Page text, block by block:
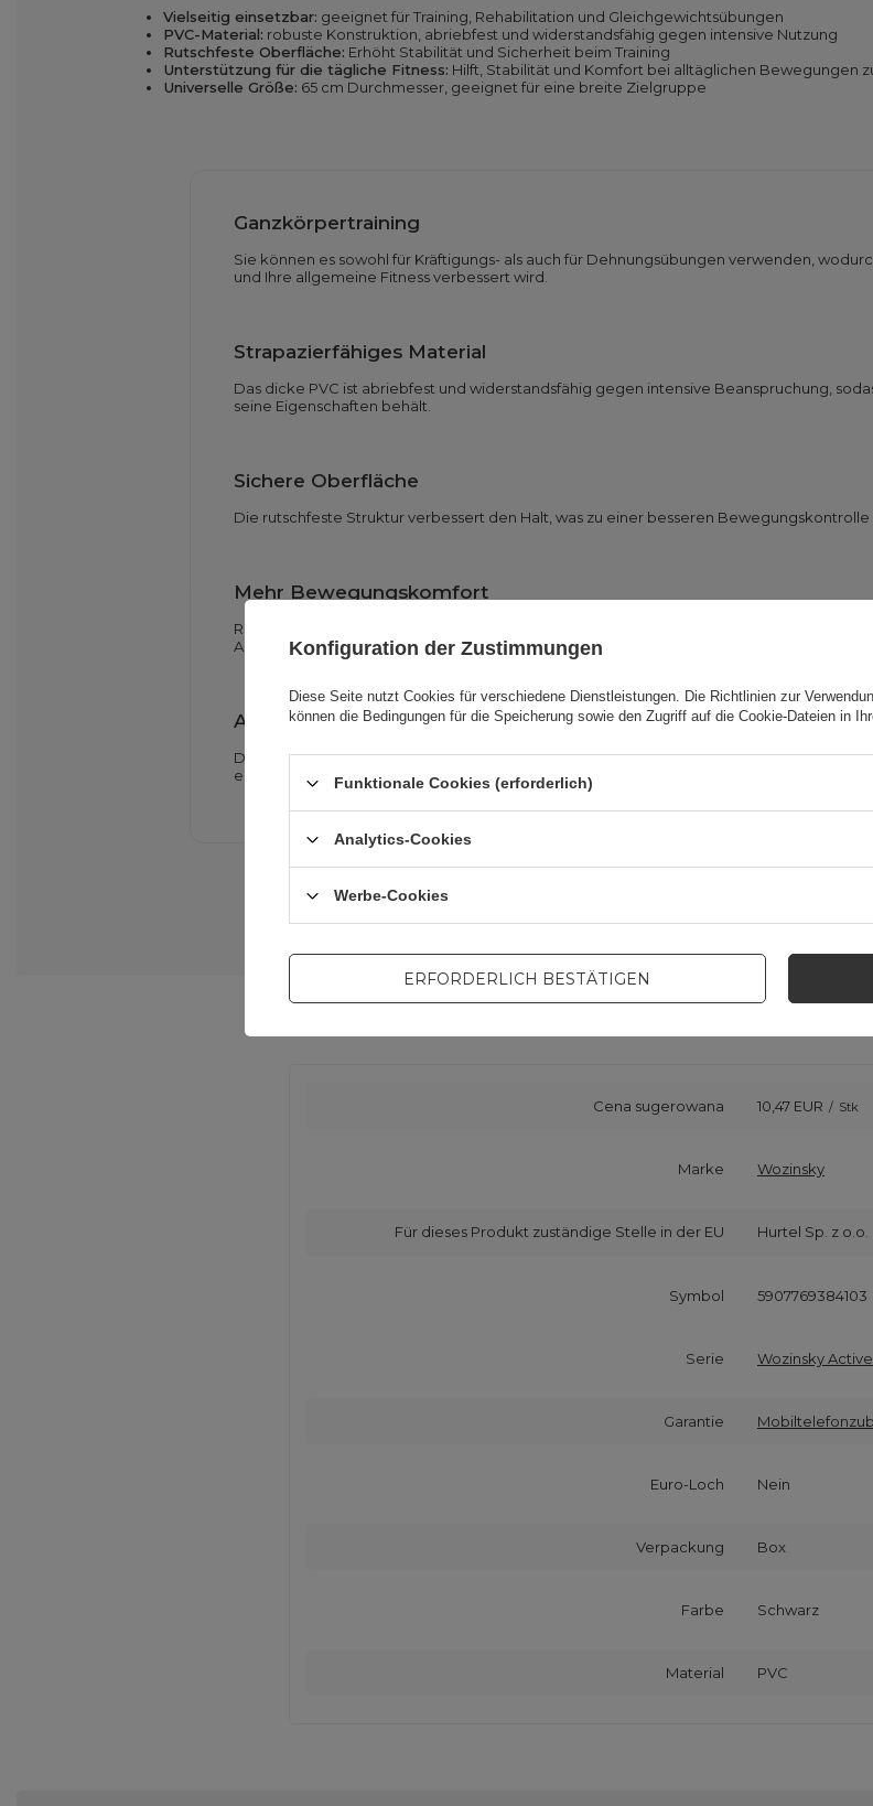
Vielseitig einsetzbar: geeignet für Training, Rehabilitation und Gleichgewichtsübungen
PVC-Material: robuste Konstruktion, abriebfest und widerstandsfähig gegen intensive Nutzung
Rutschfeste Oberfläche: Erhöht Stabilität und Sicherheit beim Training
Unterstützung für die tägliche Fitness: Hilft, Stabilität und Komfort bei alltäglichen Bewegungen
Universelle Größe: 65 cm Durchmesser, geeignet für eine breite Zielgruppe
Ganzkörpertraining
Sie können es sowohl für Kräftigungs- als auch für Dehnungsübungen verwenden,
und Ihre allgemeine Fitness verbessert wird.
Strapazierfähiges Material
Das dicke PVC ist abriebfest und widerstandsfähig gegen intensive Beanspruchung,
seine Eigenschaften behält.
Sichere Oberfläche
Die rutschfeste Struktur verbessert den Halt, was zu einer besseren
Mehr Bewegungskomfort
Regelmäßige Bewegung unterstützt die Stabilisierung des Körpers und trägt dazu bei,
Aktivitäten zu erhalten.
Anpassung an den Benutzer
Der Durchmesser von 65 cm gewährleistet eine optimale Übungsposition für Personen
erleichtert so die Einhaltung der korrekten Technik.
Cena sugerowana 10,47 EUR / Stk
Marke Wozinsky
Für dieses Produkt zuständige Stelle in der EU Hurtel Sp. z o.o.
Symbol 5907769384103
Serie Wozinsky Active
Garantie
Euro-Loch Nein
Verpackung Box
Farbe Schwarz
Material PVC
Konfiguration der Zustimmungen
Diese Seite nutzt Cookies für verschiedene Dienstleistungen. Die Richtlinien zur
können die Bedingungen für die Speicherung sowie den Zugriff auf die Cookie-Dateien in
Funktionale Cookies (erforderlich)
Analytics-Cookies
Werbe-Cookies
ERFORDERLICH BESTÄTIGEN